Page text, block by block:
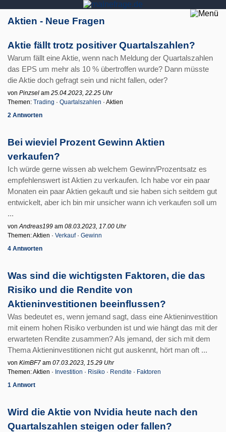
Aktien - Neue Fragen
Aktie fällt trotz positiver Quartalszahlen?
Warum fällt eine Aktie, wenn nach Meldung der Quartalszahlen
das EPS um mehr als 10 % übertroffen wurde? Dann müsste
die Aktie doch gefragt sein und nicht fallen, oder?
von Pinzsel am 25.04.2023, 22.25 Uhr
Themen: Trading · Quartalszahlen · Aktien
2 Antworten
Bei wieviel Prozent Gewinn Aktien
verkaufen?
Ich würde gerne wissen ab welchem Gewinn/Prozentsatz es
empfehlenswert ist Aktien zu verkaufen. Ich habe vor ein paar
Monaten ein paar Aktien gekauft und sie haben sich seitdem gut
entwickelt, aber ich bin mir unsicher wann ich verkaufen soll um
...
vonAndreas199 am 08.03.2023, 17.00 Uhr
Themen: Aktien · Verkauf· Gewinn
4 Antworten
Was sind die wichtigsten Faktoren, die das
Risiko und die Rendite von
Aktieninvestitionen beeinflussen?
Was bedeutet es, wenn jemand sagt, dass eine Aktieninvestition
mit einem hohen Risiko verbunden ist und wie hängt das mit der
erwarteten Rendite zusammen? Als jemand, der sich mit dem
Thema Aktieninvestitionen nicht gut auskennt, hört man oft ...
von KimBF7 am 07.03.2023, 15.29 Uhr
Themen: Aktien · Investition · Risiko · Rendite · Faktoren
1 Antwort
Wird die Aktie von Nvidia heute nach den
Quartalszahlen steigen oder fallen?